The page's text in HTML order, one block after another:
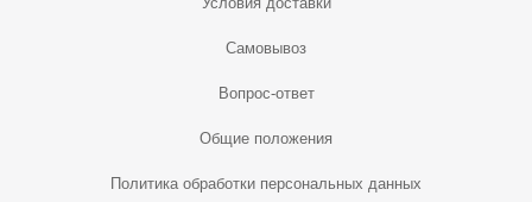
Самовывоз
Вопрос-ответ
Общие положения
Политика обработки персональных данных